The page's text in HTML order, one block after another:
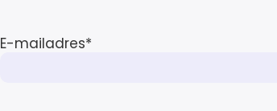
E-mailadres*